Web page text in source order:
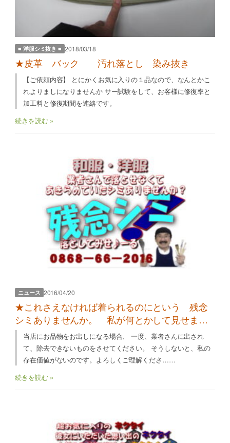
■ 洋服シミ抜き ■ 2018/03/18
★皮革 バック 汚れ落とし 染み抜き
【ご依頼内容】 とにかくお気に入りの１品なので、なんとかこ
れよりましになりませんか サー試験をして、お客様に修復率と
加工料と修復期間を連絡です。
続きを読む »
ニュース 2016/04/20
★これさえなければ着られるのにという 残念
シミありませんか。 私が何とかして見せます
よ！！！！
当店にお品物をお出しになる場合、 一度、業者さんに出され
て、除去できないものをさせてください。 そうしないと、私の
存在価値がないのです。よろしくご理解くださ……
続きを読む »